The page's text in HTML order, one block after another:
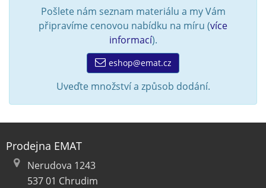
Pošlete nám seznam materiálu a my Vám
připravíme cenovou nabídku na míru (více
informací).
eshop@emat.cz
Uveďte množství a způsob dodání.
Prodejna EMAT
Nerudova 1243
537 01 Chrudim